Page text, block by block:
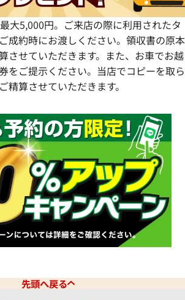
大5,000円。ご来店の際に利用されたタ
成約時にお渡しください。領収書の原本
させていただきます。また、お車でお越
をご提示ください。当店でコピーを取ら
精算させていただきます。
先頭へ戻る